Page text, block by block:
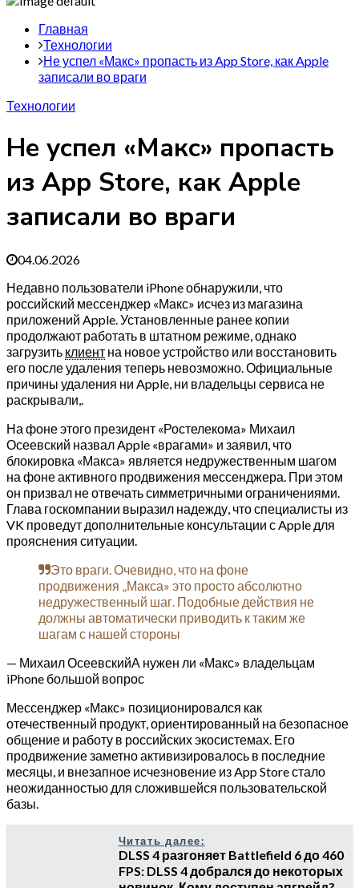
Главная
Технологии
Не успел «Макс» пропасть из App Store, как Apple
записали во враги
Технологии
Не успел «Макс» пропасть
из App Store, как Apple
записали во враги
04.06.2026
Недавно пользователи iPhone обнаружили, что
российский мессенджер «Макс» исчез из магазина
приложений Apple. Установленные ранее копии
продолжают работать в штатном режиме, однако
загрузить клиент на новое устройство или восстановить
его после удаления теперь невозможно. Официальные
причины удаления ни Apple, ни владельцы сервиса не
раскрывали,.
На фоне этого президент «Ростелекома» Михаил
Осеевский назвал Apple «врагами» и заявил, что
блокировка «Макса» является недружественным шагом
на фоне активного продвижения мессенджера. При этом
он призвал не отвечать симметричными ограничениями.
Глава госкомпании выразил надежду, что специалисты из
VK проведут дополнительные консультации с Apple для
прояснения ситуации.
Это враги. Очевидно, что на фоне
продвижения „Макса» это просто абсолютно
недружественный шаг. Подобные действия не
должны автоматически приводить к таким же
шагам с нашей стороны
— Михаил ОсеевскийА нужен ли «Макс» владельцам
iPhone большой вопрос
Мессенджер «Макс» позиционировался как
отечественный продукт, ориентированный на безопасное
общение и работу в российских экосистемах. Его
продвижение заметно активизировалось в последние
месяцы, и внезапное исчезновение из App Store стало
неожиданностью для сложившейся пользовательской
базы.
Читать далее:
DLSS 4 разгоняет Battlefield 6 до 460
FPS: DLSS 4 добрался до некоторых